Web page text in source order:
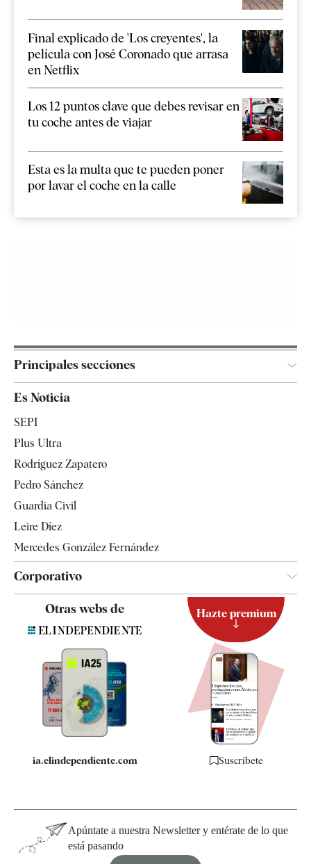
Final explicado de 'Los creyentes', la
película con José Coronado que arrasa
en Netflix
Los 12 puntos clave que debes revisar en
tu coche antes de viajar
Esta es la multa que te pueden poner
por lavar el coche en la calle
Principales secciones
España
Televisión
Es Noticia
SEPI
Plus Ultra
Rodríguez Zapatero
Pedro Sánchez
Guardia Civil
Leire Díez
Mercedes González Fernández
Corporativo
Contacto
Quiénes somos
Especificaciones
Otras webs de
ia.elindependiente.com
Hazte premium
Suscríbete
Apúntate a nuestra Newsletter y entérate de lo que
está pasando